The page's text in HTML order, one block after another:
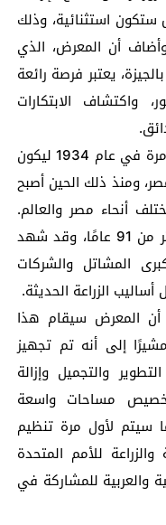
الـ 92 من المعرض ستكون استثنائية، وذلك
أن المعرض، الذي
يعتبر فرصة رائعة
واكتشاف الابتكارات
وأوضح “عزوز” أن المعرض انطلق لأول مرة في عام 1934 ليكون
ومنذ ذلك الحين أصبح
أنحاء مصر والعالم.
وأشار إلى أن تاريخ المعرض يمتد لأكثر من 91 عامًا، وقد شهد
المشاتل والشركات
الزراعة الحديثة.
أن المعرض سيقام هذا
إلى أنه تم تجهيز
والتجميل وإزالة
تخصيص مساحات واسعة
سيتم لأول مرة تنظيم
للأمم المتحدة
والعربية للمشاركة في